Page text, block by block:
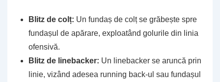
Blitz de colț: Un fundaș de colț se grăbește spre
fundașul de apărare, exploatând golurile din linia
ofensivă.
Blitz de linebacker: Un linebacker se aruncă prin
linie, vizând adesea running back-ul sau fundașul